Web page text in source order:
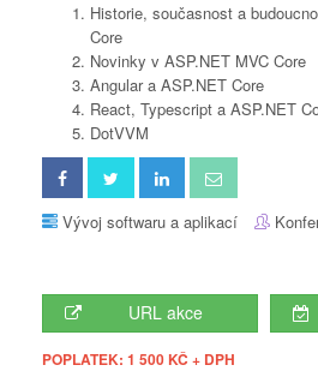
Historie, současnost a
Core
Novinky v ASP.NET MVC Core
Angular a ASP.NET Core
React, Typescript a ASP.NET
DotVVM
Vývoj softwaru a aplikací
URL akce
POPLATEK: 1 500 KČ + DPH